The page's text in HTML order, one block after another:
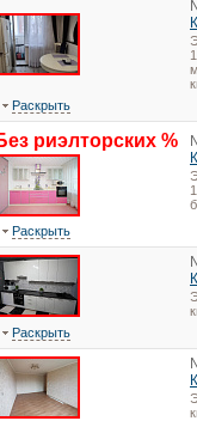
Раскрыть
риэлторских %
Раскрыть
Раскрыть